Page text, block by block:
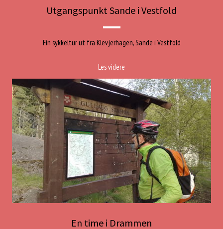
Utgangspunkt Sande i Vestfold
Fin sykkeltur ut fra Klevjerhagen, Sande i Vestfold
Les videre
En time i Drammen